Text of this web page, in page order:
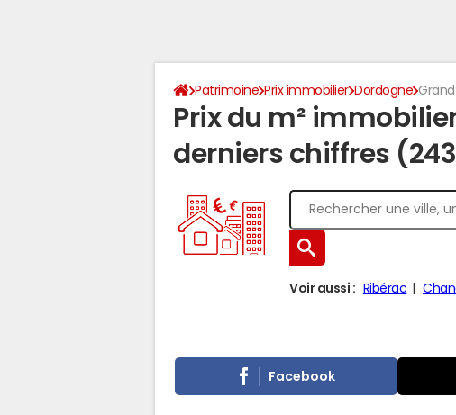
Patrimoine Prix immobilier Dordogne
Prix du m²
derniers chiffres
Voir aussi : Ribérac
Facebook